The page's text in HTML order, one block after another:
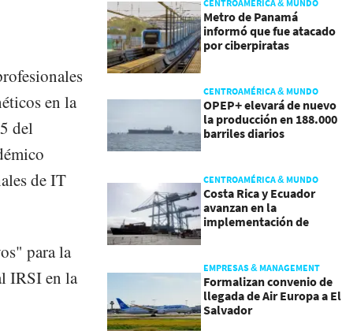
en la
del
de IT
para la
IRSI en la
CENTROAMÉRICA & MUNDO
Metro de Panamá
informó que fue atacado
por ciberpiratas
CENTROAMÉRICA & MUNDO
OPEP+ elevará de nuevo
la producción en 188.000
barriles diarios
CENTROAMÉRICA & MUNDO
Costa Rica y Ecuador
avanzan en la
implementación de
EMPRESAS & MANAGEMENT
Formalizan convenio de
llegada de Air Europa a El
Salvador